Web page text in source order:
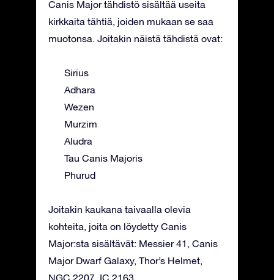
Canis Major tähdistö sisältää useita
kirkkaita tähtiä, joiden mukaan se saa
muotonsa. Joitakin näistä tähdistä ovat:
Sirius
Adhara
Wezen
Murzim
Aludra
Tau Canis Majoris
Phurud
Joitakin kaukana taivaalla olevia
kohteita, joita on löydetty Canis
Major:sta sisältävät: Messier 41, Canis
Major Dwarf Galaxy, Thor’s Helmet,
NGC 2207, IC 2163.